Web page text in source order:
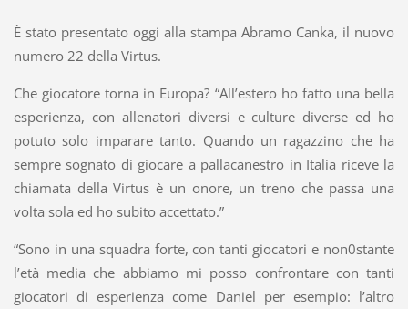
È stato presentato oggi alla stampa Abramo Canka, il nuovo
numero 22 della Virtus.
Che giocatore torna in Europa? “All’estero ho fatto una bella
esperienza, con allenatori diversi e culture diverse ed ho
potuto solo imparare tanto. Quando un ragazzino che ha
sempre sognato di giocare a pallacanestro in Italia riceve la
chiamata della Virtus è un onore, un treno che passa una
volta sola ed ho subito accettato.”
“Sono in una squadra forte, con tanti giocatori e non0stante
l’età media che abbiamo mi posso confrontare con tanti
giocatori di esperienza come Daniel per esempio: l’altro